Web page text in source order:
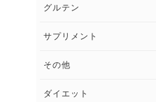
グルテン
サプリメント
その他
その他 トップ
ダイエット